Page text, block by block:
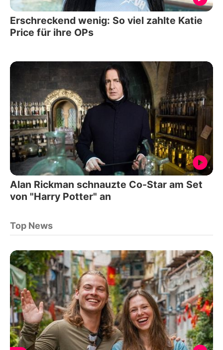
Erschreckend wenig: So viel zahlte Katie
Price für ihre OPs
Alan Rickman schnauzte Co-Star am Set
von "Harry Potter" an
Top News